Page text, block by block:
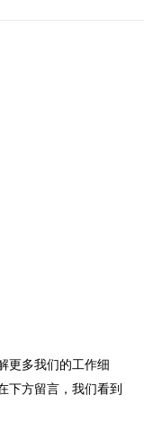
更多我们的工作细
下方留言，我们看到